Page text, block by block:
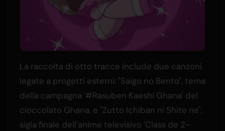
La raccolta di otto tracce include due canzoni
legate a progetti esterni: "Saigo no Bento", tema
della campagna '#Rasuben Kaeshi Ghana' del
cioccolato Ghana, e "Zutto Ichiban ni Shite ne",
sigla finale dell'anime televisivo 'Class de 2-